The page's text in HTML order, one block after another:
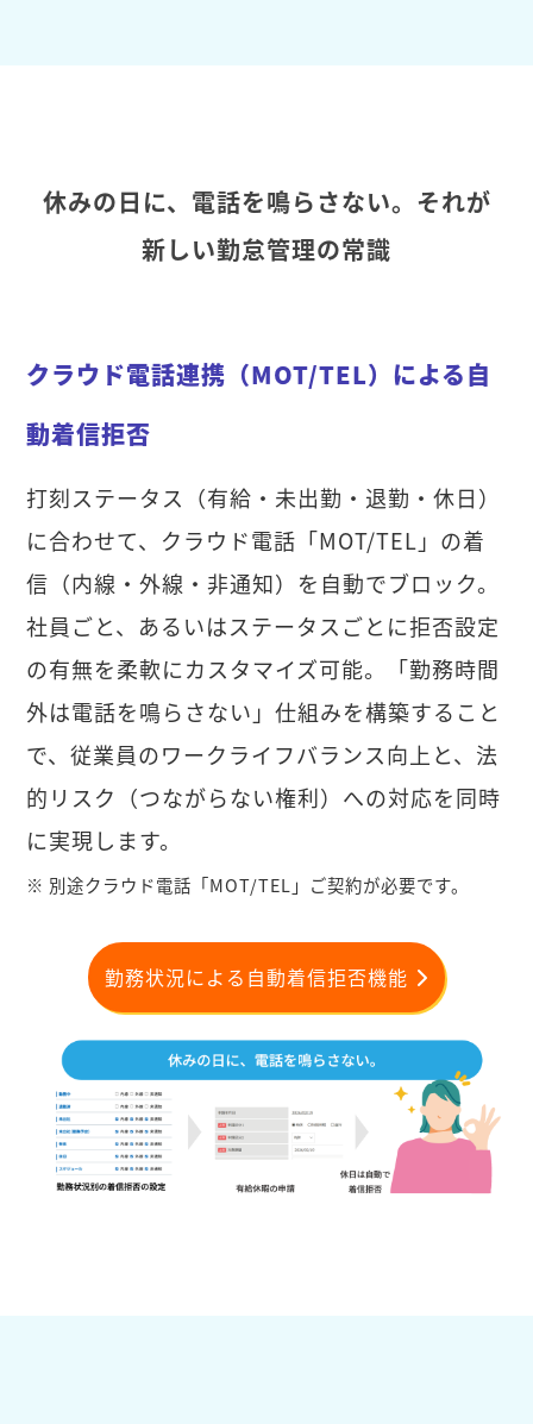
休みの日に、電話を鳴らさない。それが
新しい勤怠管理の常識
クラウド電話連携（MOT/TEL）による自
動着信拒否
打刻ステータス（有給・未出勤・退勤・休日）
に合わせて、クラウド電話「MOT/TEL」の着
信（内線・外線・非通知）を自動でブロック。
社員ごと、あるいはステータスごとに拒否設定
の有無を柔軟にカスタマイズ可能。「勤務時間
外は電話を鳴らさない」仕組みを構築すること
で、従業員のワークライフバランス向上と、法
的リスク（つながらない権利）への対応を同時
に実現します。
※ 別途クラウド電話「MOT/TEL」ご契約が必要です。
勤務状況による自動着信拒否機能